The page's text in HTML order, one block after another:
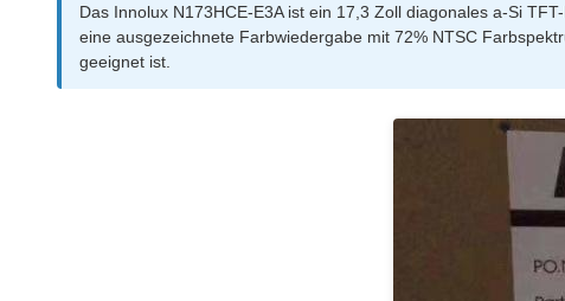
Das Innolux N173HCE-E3A ist ein 17,3 Zoll diagonales a-Si
eine ausgezeichnete Farbwiedergabe mit 72% NTSC
geeignet ist.